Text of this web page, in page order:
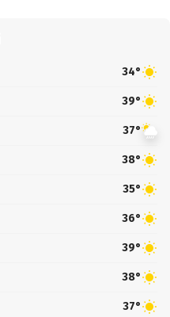
34°
39°
37°
38°
35°
36°
39°
38°
37°